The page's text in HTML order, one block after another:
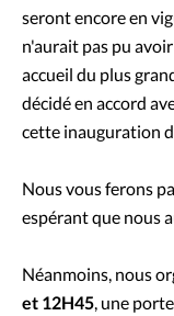
seront encore en
n'aurait pas pu
accueil du plus
décidé en accord
cette inauguration
Nous vous ferons
espérant que nous
Néanmoins, nous
et 12H45, une